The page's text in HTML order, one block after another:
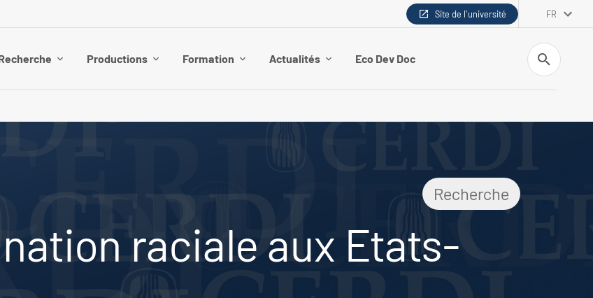
Site de l'université FR
Productions Formation Actualités Eco Dev Doc
Recherche
Recherche
raciale aux Etats-